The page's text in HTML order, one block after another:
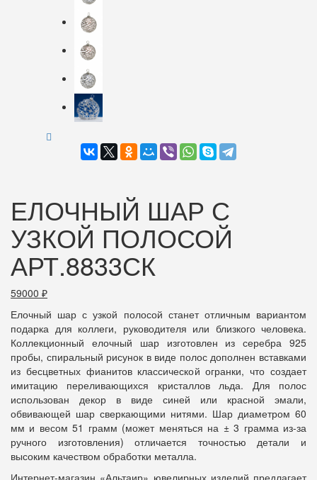
ЕЛОЧНЫЙ ШАР С
УЗКОЙ ПОЛОСОЙ
АРТ.8833СК
59000 ₽
Елочный шар с узкой полосой станет отличным вариантом
подарка для коллеги, руководителя или близкого человека.
Коллекционный елочный шар изготовлен из серебра 925
пробы, спиральный рисунок в виде полос дополнен вставками
из бесцветных фианитов классической огранки, что создает
имитацию переливающихся кристаллов льда. Для полос
использован декор в виде синей или красной эмали,
обвивающей шар сверкающими нитями. Шар диаметром 60
мм и весом 51 грамм (может меняться на ± 3 грамма из-за
ручного изготовления) отличается точностью детали и
высоким качеством обработки металла.
Интернет-магазин «Альтаир» ювелирных изделий предлагает